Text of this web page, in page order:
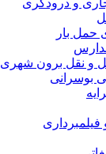
و درودگری
حمل بار
و نقل برون شهری
بوسرانی